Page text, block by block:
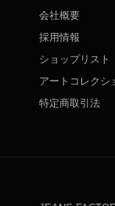
会社概要
採用情報
ショップリスト
アートコレクシ
特定商取引法